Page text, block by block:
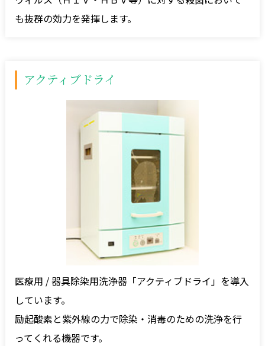
も抜群の効力を発揮します。
アクティブドライ
医療用 / 器具除染用洗浄器「アクティブドライ」を導入
しています。
励起酸素と紫外線の力で除染・消毒のための洗浄を行
ってくれる機器です。